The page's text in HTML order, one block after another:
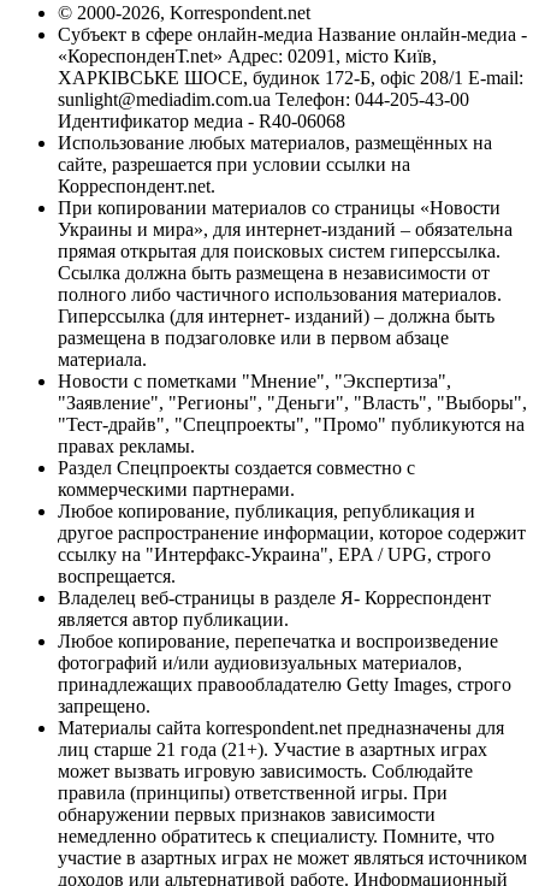
© 2000-2026, Korrespondent.net
Субъект в сфере онлайн-медиа Название онлайн-медиа -
«КореспонденТ.net» Адрес: 02091, місто Київ,
ХАРКІВСЬКЕ ШОСЕ, будинок 172-Б, офіс 208/1 E-mail:
sunlight@mediadim.com.ua Телефон: 044-205-43-00
Идентификатор медиа - R40-06068
Использование любых материалов, размещённых на
сайте, разрешается при условии ссылки на
Корреспондент.net.
При копировании материалов со страницы «Новости
Украины и мира», для интернет-изданий – обязательна
прямая открытая для поисковых систем гиперссылка.
Ссылка должна быть размещена в независимости от
полного либо частичного использования материалов.
Гиперссылка (для интернет- изданий) – должна быть
размещена в подзаголовке или в первом абзаце
материала.
Новости с пометками "Мнение", "Экспертиза",
"Заявление", "Регионы", "Деньги", "Власть", "Выборы",
"Тест-драйв", "Спецпроекты", "Промо" публикуются на
правах рекламы.
Раздел Спецпроекты создается совместно с
коммерческими партнерами.
Любое копирование, публикация, републикация и
другое распространение информации, которое содержит
ссылку на "Интерфакс-Украина", EPA / UPG, строго
воспрещается.
Владелец веб-страницы в разделе Я- Корреспондент
является автор публикации.
Любое копирование, перепечатка и воспроизведение
фотографий и/или аудиовизуальных материалов,
принадлежащих правообладателю Getty Images, строго
запрещено.
Материалы сайта korrespondent.net предназначены для
лиц старше 21 года (21+). Участие в азартных играх
может вызвать игровую зависимость. Соблюдайте
правила (принципы) ответственной игры. При
обнаружении первых признаков зависимости
немедленно обратитесь к специалисту. Помните, что
участие в азартных играх не может являться источником
доходов или альтернативой работе. Информационный